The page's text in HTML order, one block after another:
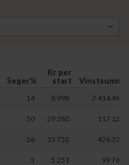
Seger%
Kr per
start
Vinstsumma
14 8 998 7 414 490
50 29 280 117 120
26 13 752 426 326
5 5 251 99 768